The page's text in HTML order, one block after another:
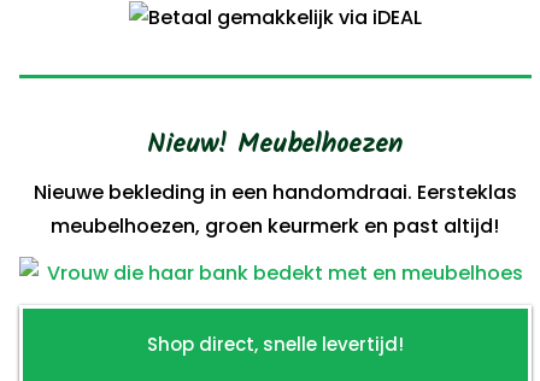
Nieuw! Meubelhoezen
Nieuwe bekleding in een handomdraai. Eersteklas
meubelhoezen, groen keurmerk en past altijd!
Shop direct, snelle levertijd!